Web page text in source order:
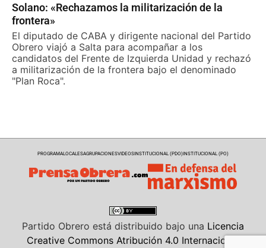
Solano: «Rechazamos la militarización de la
frontera»
El diputado de CABA y dirigente nacional del Partido
Obrero viajó a Salta para acompañar a los
candidatos del Frente de Izquierda Unidad y rechazó
a militarización de la frontera bajo el denominado
"Plan Roca".
PROGRAMALOCALESAGRUPACIONESVIDEOSINSTITUCIONAL (PDO)INSTITUCIONAL (PO)
Partido Obrero está distribuido bajo una Licencia
Creative Commons Atribución 4.0 Internacional